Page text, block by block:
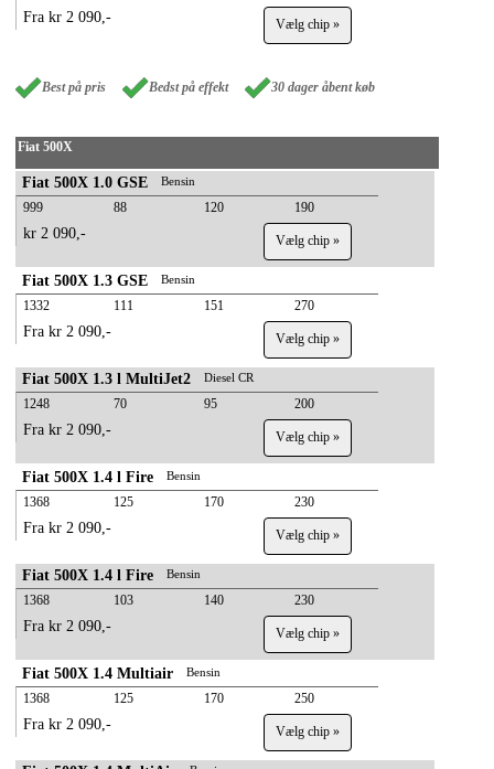
Fra kr 2 090,- Vælg chip »
Best på pris Bedst på effekt 30 dager åbent køb
Fiat 500X
Fiat 500X 1.0 GSE Bensin
999 88 120 190
kr 2 090,- Vælg chip »
Fiat 500X 1.3 GSE Bensin
1332 111 151 270
Fra kr 2 090,- Vælg chip »
Fiat 500X 1.3 l MultiJet2 Diesel CR
1248 70 95 200
Fra kr 2 090,- Vælg chip »
Fiat 500X 1.4 l Fire Bensin
1368 125 170 230
Fra kr 2 090,- Vælg chip »
Fiat 500X 1.4 l Fire Bensin
1368 103 140 230
Fra kr 2 090,- Vælg chip »
Fiat 500X 1.4 Multiair Bensin
1368 125 170 250
Fra kr 2 090,- Vælg chip »